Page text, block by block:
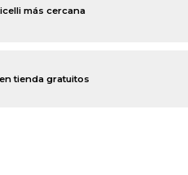
más cercana
tienda gratuitos